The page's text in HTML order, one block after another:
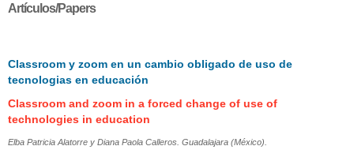
Artículos/Papers
Classroom y zoom en un cambio obligado de uso de
tecnologias en educación
Classroom and zoom in a forced change of use of
technologies in education
Elba Patricia Alatorre y Diana Paola Calleros. Guadalajara (México).